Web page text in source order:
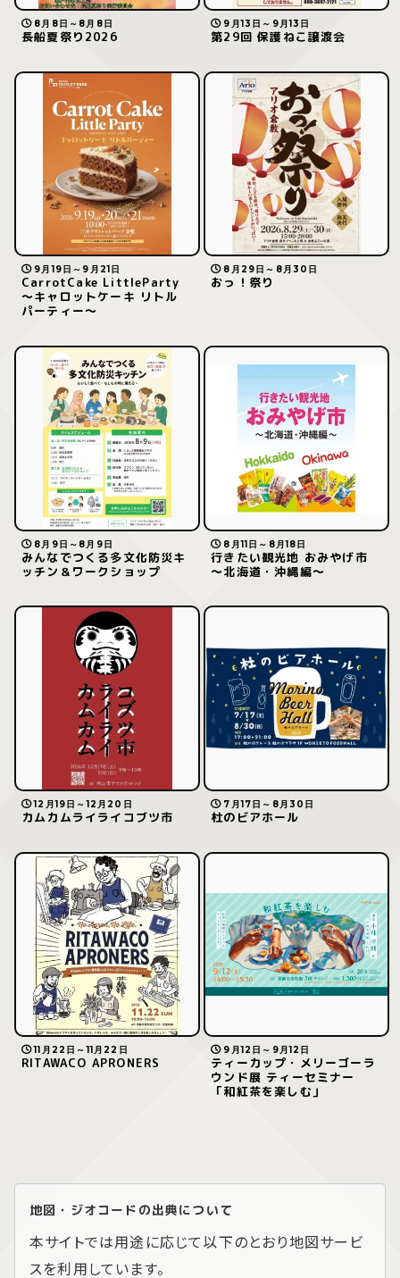
8月8日～8月8日
長船夏祭り2026
9月13日～9月13日
第29回 保護ねこ譲渡会
9月19日～9月21日
CarrotCake LittleParty
～キャロットケーキ リトル
パーティー～
8月29日～8月30日
おっ！祭り
8月9日～8月9日
みんなでつくる多文化防災キ
ッチン＆ワークショップ
8月11日～8月18日
行きたい観光地 おみやげ市
～北海道・沖縄編～
12月19日～12月20日
カムカムライライコブツ市
7月17日～8月30日
杜のビアホール
11月22日～11月22日
RITAWACO APRONERS
9月12日～9月12日
ティーカップ・メリーゴーラ
ウンド展 ティーセミナー
「和紅茶を楽しむ」
地図・ジオコードの出典について
本サイトでは用途に応じて以下のとおり地図サービ
スを利用しています。